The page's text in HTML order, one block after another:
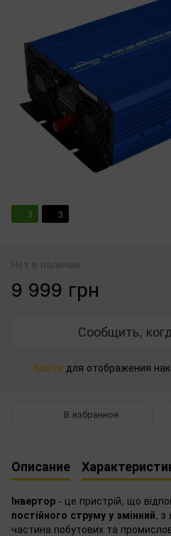
3 3
Нет в наличии
9 999 грн
Сообщить,
Войти для отображения
В избранное
Описание
Інвертор - це пристрій, що
постійного струму у змінний, з
частина побутових та